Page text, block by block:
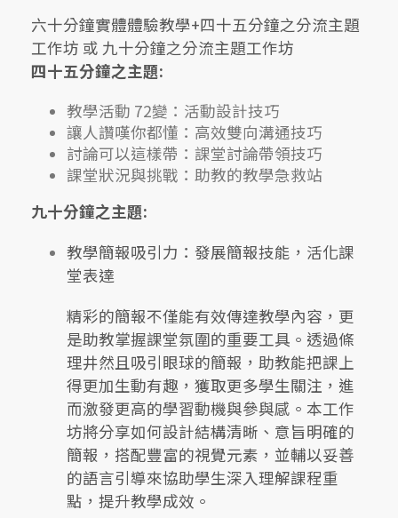
六十分鐘實體體驗教學+四十五分鐘之分流主題
工作坊 或 九十分鐘之分流主題工作坊
四十五分鐘之主題:
教學活動 72變：活動設計技巧
讓人讚嘆你都懂：高效雙向溝通技巧
討論可以這樣帶：課堂討論帶領技巧
課堂狀況與挑戰：助教的教學急救站
九十分鐘之主題:
教學簡報吸引力：發展簡報技能，活化課
堂表達
精彩的簡報不僅能有效傳達教學內容，更
是助教掌握課堂氛圍的重要工具。透過條
理井然且吸引眼球的簡報，助教能把課上
得更加生動有趣，獲取更多學生關注，進
而激發更高的學習動機與參與感。本工作
坊將分享如何設計結構清晰、意旨明確的
簡報，搭配豐富的視覺元素，並輔以妥善
的語言引導來協助學生深入理解課程重
點，提升教學成效。